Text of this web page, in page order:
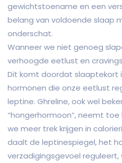
gewichtstoename en een
belang van voldoende slaap
onderschat.
Wanneer we niet genoeg
verhoogde eetlust en
Dit komt doordat slaaptekort
hormonen die onze eetlust
leptine. Ghreline, ook wel
“hongerhormoon”, neemt
we meer trek krijgen in
daalt de leptinespiegel, het
verzadigingsgevoel